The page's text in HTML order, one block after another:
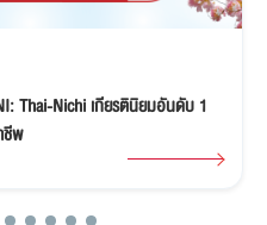
Thai-Nichi เกียรตินิยมอันดับ 1
ชีพ